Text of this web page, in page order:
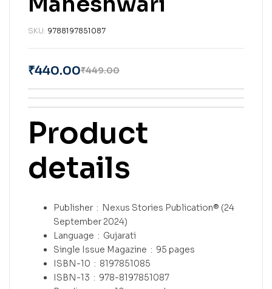
SKU: 9788197851087
₹449.00
₹440.00
Product
details
Publisher ‏ : ‎ Nexus Stories Publication® (24
September 2024)
Language ‏ : ‎ Gujarati
Single Issue Magazine ‏ : ‎ 95 pages
ISBN-10 ‏ : ‎ 8197851085
ISBN-13 ‏ : ‎ 978-8197851087